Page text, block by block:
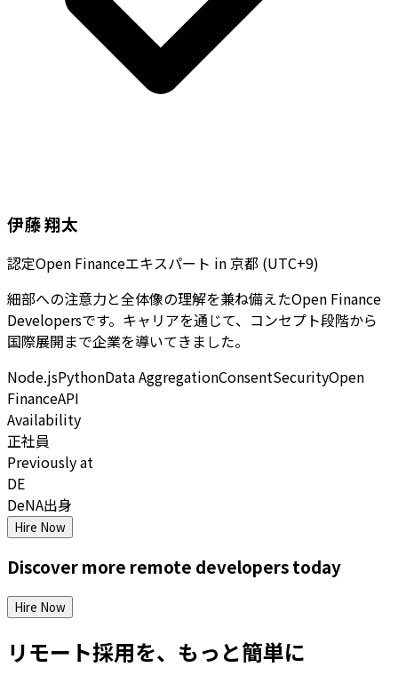
伊藤 翔太
認定Open Financeエキスパート in京都 (UTC+9)
細部への注意力と全体像の理解を兼ね備えたOpen Finance
Developersです。キャリアを通じて、コンセプト段階から
国際展開まで企業を導いてきました。
Node.jsPythonData AggregationConsentSecurityOpen
FinanceAPI
Availability
正社員
Previously at
DE
DeNA出身
Hire Now
Discover more remote developerstoday
Hire Now
リモート採用を、もっと簡単に